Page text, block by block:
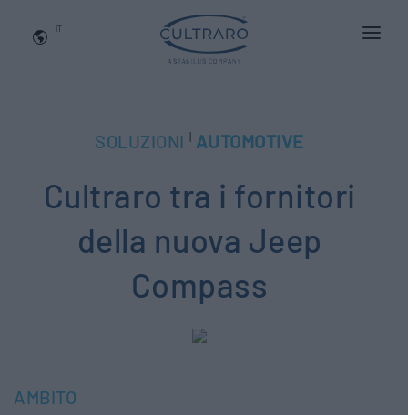
IT
APPLICAZIONI
NEWS
SOLUZIONI | AUTOMOTIVE
Cultraro tra i fornitori
della nuova Jeep
Compass
AMBITO